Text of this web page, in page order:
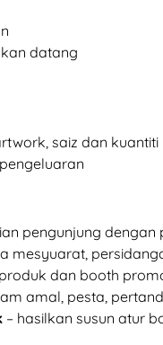
datang
saiz dan kuantiti
pengunjung
mesyuarat,
dan booth
amal, pesta,
– hasilkan susun atur